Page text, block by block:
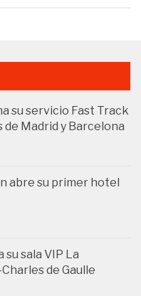
su servicio Fast Track
Madrid y Barcelona
abre su primer hotel
sala VIP La
de Gaulle